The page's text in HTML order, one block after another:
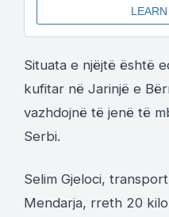
Situata e njëjtë është
kufitar në Jarinjë e
vazhdojnë të jenë të
Serbi.
Selim Gjeloci,
Mendarja, rreth 20